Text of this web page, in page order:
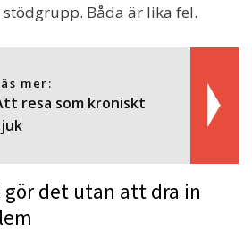
Båda är lika fel.
mer:
resa som kroniskt
gör det utan att dra in